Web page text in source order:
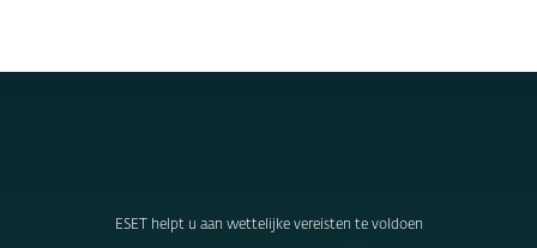
ESET helpt u aan wettelijke vereisten te voldoen